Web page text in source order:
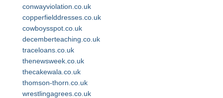
conwayviolation.co.uk
copperfielddresses.co.uk
cowboysspot.co.uk
decemberteaching.co.uk
traceloans.co.uk
thenewsweek.co.uk
thecakewala.co.uk
thomson-thorn.co.uk
wrestlingagrees.co.uk